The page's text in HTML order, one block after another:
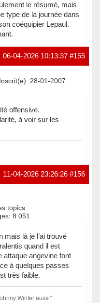
le résumé, mais
type de la journée dans
coéquipier Lepaul.
#155
06-04-2026 10:13:37
Inscrit(e): 28-01-2007
offensive.
à voir sur les
#156
11-04-2026 23:26:26
topics
8 051
là je l’ai trouvé
quand il est
attaque angevine font
à quelques passes
très faible.
Winter aussi"